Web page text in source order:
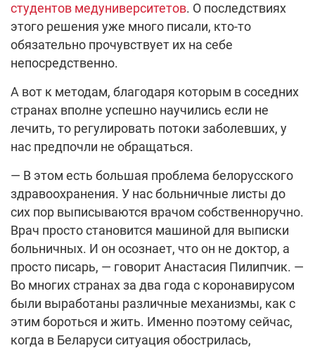
студентов медуниверситетов. О последствиях
этого решения уже много писали, кто-то
обязательно прочувствует их на себе
непосредственно.
А вот к методам, благодаря которым в соседних
странах вполне успешно научились если не
лечить, то регулировать потоки заболевших, у
нас предпочли не обращаться.
— В этом есть большая проблема белорусского
здравоохранения. У нас больничные листы до
сих пор выписываются врачом собственноручно.
Врач просто становится машиной для выписки
больничных. И он осознает, что он не доктор, а
просто писарь, — говорит Анастасия Пилипчик. —
Во многих странах за два года с коронавирусом
были выработаны различные механизмы, как с
этим бороться и жить. Именно поэтому сейчас,
когда в Беларуси ситуация обострилась,